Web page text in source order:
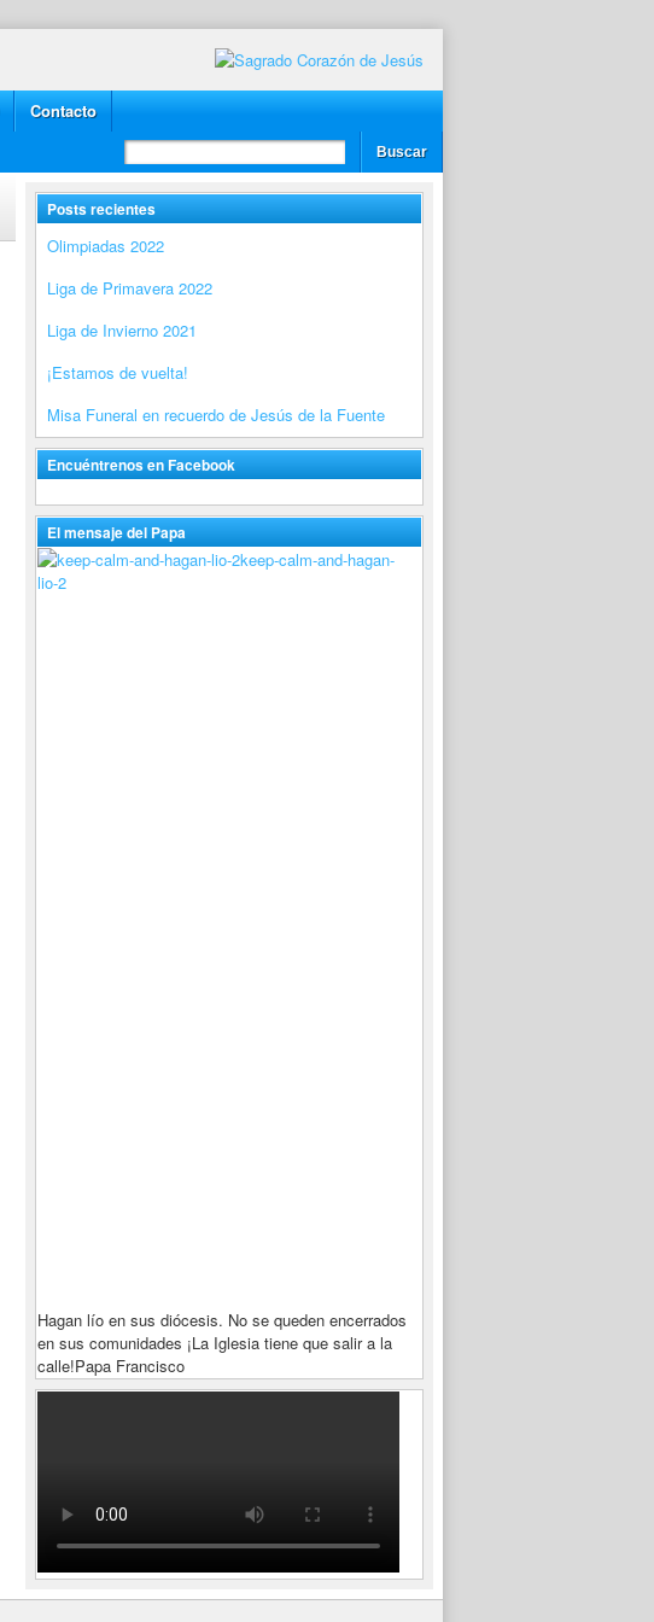
Contacto
Posts recientes
Olimpiadas 2022
Liga de Primavera 2022
Liga de Invierno 2021
¡Estamos de vuelta!
Misa Funeral en recuerdo de Jesús de la Fuente
Encuéntrenos en Facebook
El mensaje del Papa
keep-calm-and-hagan-
lio-2
Hagan lío en sus diócesis. No se queden encerrados
en sus comunidades ¡La Iglesia tiene que salir a la
calle!Papa Francisco